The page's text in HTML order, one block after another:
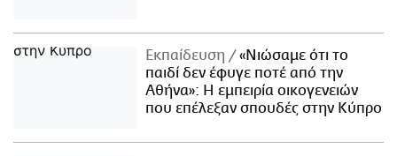
Εκπαίδευση
«Νιώσαμε ότι το
παιδί δεν έφυγε ποτέ από την
Αθήνα»: Η εμπειρία οικογενειών
που επέλεξαν σπουδές στην Κύπρο